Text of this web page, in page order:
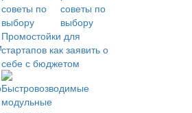
советы по
выбору
Промостойки для
стартапов как заявить о
себе с бюджетом